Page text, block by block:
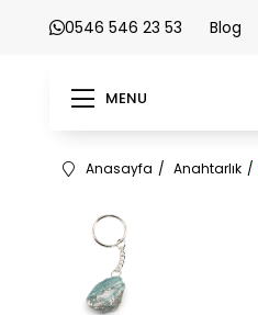
0546 546 23 53 Blog
MENU
Anasayfa Anahtarlık